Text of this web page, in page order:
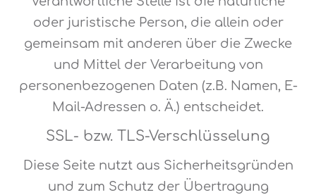
oder juristische Person, die allein oder
gemeinsam mit anderen über die Zwecke
und Mittel der Verarbeitung von
personenbezogenen Daten (z.B. Namen, E-
Mail-Adressen o. Ä.) entscheidet.
SSL- bzw. TLS-Verschlüsselung
Diese Seite nutzt aus Sicherheitsgründen
und zum Schutz der Übertragung